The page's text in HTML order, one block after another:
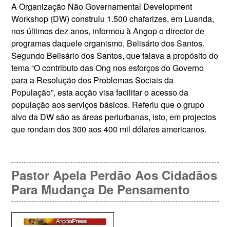
A Organização Não Governamental Development
Workshop (DW) construiu 1.500 chafarizes, em Luanda,
nos últimos dez anos, informou à Angop o director de
programas daquele organismo, Belisário dos Santos.
Segundo Belisário dos Santos, que falava a propósito do
tema “O contributo das Ong nos esforços do Governo
para a Resolução dos Problemas Sociais da
População”, esta acção visa facilitar o acesso da
população aos serviços básicos. Referiu que o grupo
alvo da DW são as áreas periurbanas, isto, em projectos
que rondam dos 300 aos 400 mil dólares americanos.
Pastor Apela Perdão Aos Cidadãos
Para Mudança De Pensamento